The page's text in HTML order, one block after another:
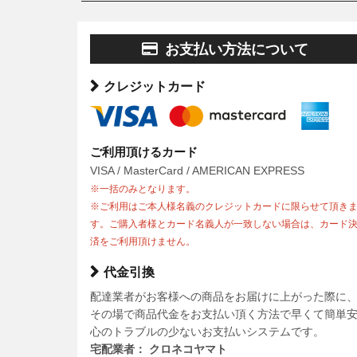
お支払い方法について
クレジットカード
ご利用頂けるカード
VISA / MasterCard / AMERICAN EXPRESS
※一括のみとなります。
※ご利用はご本人様名義のクレジットカードに限らせて頂きま
す。ご購入者様とカード名義人が一致しない場合は、カード決
済をご利用頂けません。
代金引換
配達業者がお客様への商品をお届けに上がった際に、
その場で商品代金をお支払い頂く方法で早くて簡単安
心のトラブルの少ないお支払いシステムです。
宅配業者： クロネコヤマト